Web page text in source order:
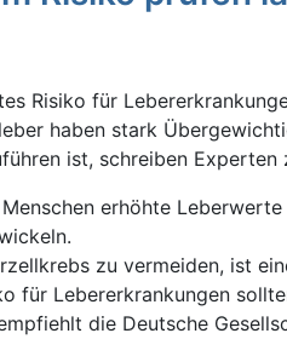
Risiko für
haben stark
ist, schreiben Experten
erhöhte
zu vermeiden, ist
für Lebererkrankungen
die Deutsche